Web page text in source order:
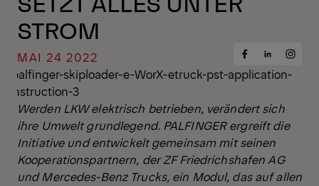
STROM
MAI 24 2022
Share
on
Share
on
Share
on
Werden LKW elektrisch betrieben, verändert sich
ihre Umwelt grundlegend. PALFINGER ergreift die
Initiative und entwickelt gemeinsam mit seinen
Kooperationspartnern, der ZF Friedrichshafen AG
und Mercedes-Benz Trucks, ein Modul, das auf allen